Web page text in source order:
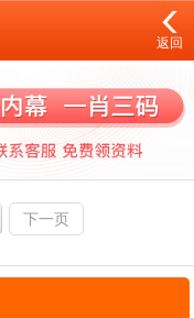
返回
下一页